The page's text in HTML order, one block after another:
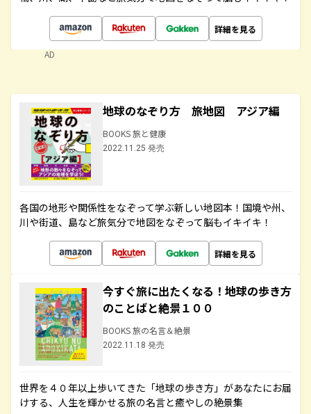
詳細を見る
AD
地球のなぞり方 旅地図 アジア編
BOOKS 旅と健康
2022.11.25 発売
各国の地形や関係性をなぞって学ぶ新しい地図本！国境や州、
川や街道、島など旅気分で地図をなぞって脳もイキイキ！
詳細を見る
今すぐ旅に出たくなる！地球の歩き方
のことばと絶景１００
BOOKS 旅の名言＆絶景
2022.11.18 発売
世界を４０年以上歩いてきた「地球の歩き方」があなたにお届
けする、人生を輝かせる旅の名言と癒やしの絶景集